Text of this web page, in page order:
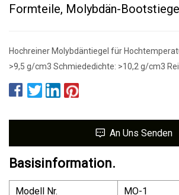
Formteile, Molybdän-
Hochreiner Molybdäntiegel für
>9,5 g/cm3 Schmiededichte: >10,2 g/cm3
An Uns Senden
Basisinformation.
Modell Nr.
MO-1